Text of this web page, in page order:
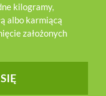
kilogramy,
albo karmiącą
założonych